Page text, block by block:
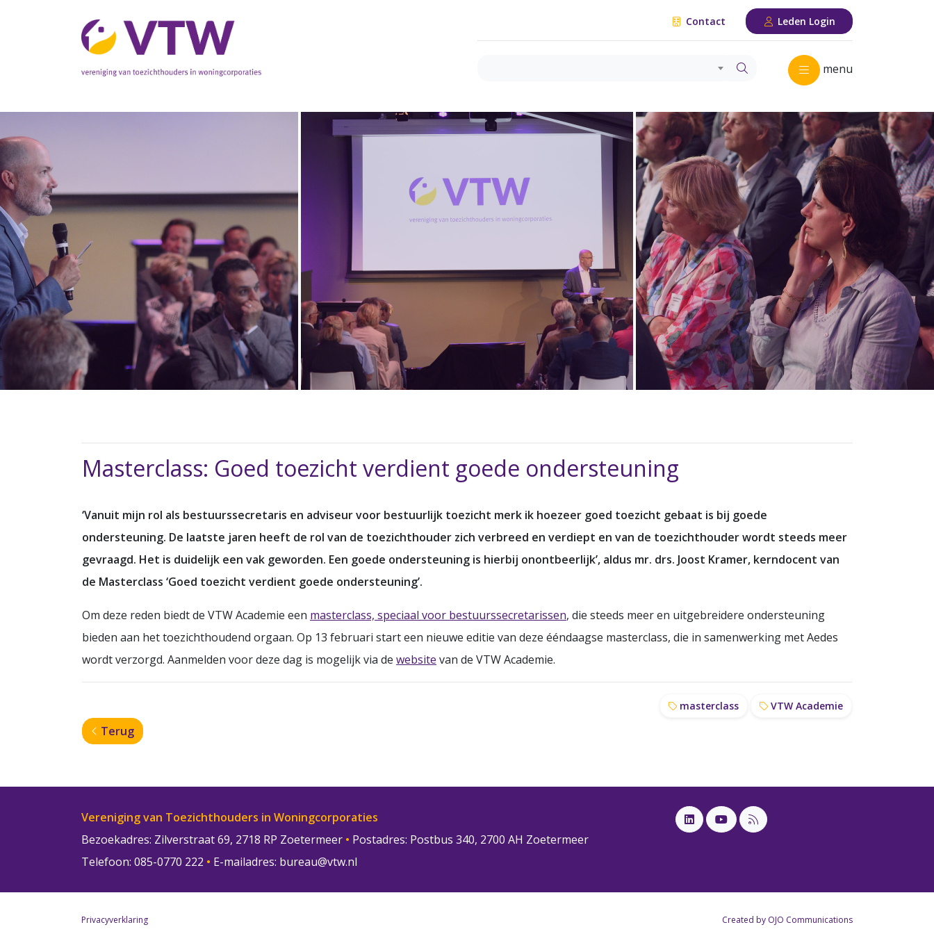
Contact Leden Login
menu
Masterclass: Goed toezicht verdient goede ondersteuning
‘Vanuit mijn rol als bestuurssecretaris en adviseur voor bestuurlijk toezicht merk ik hoezeer goed toezicht gebaat is bij goede
ondersteuning. De laatste jaren heeft de rol van de toezichthouder zich verbreed en verdiept en van de toezichthouder wordt steeds meer
gevraagd. Het is duidelijk een vak geworden. Een goede ondersteuning is hierbij onontbeerlijk’, aldus mr. drs. Joost Kramer, kerndocent van
de Masterclass ‘Goed toezicht verdient goede ondersteuning’.
Om deze reden biedt de VTW Academie een masterclass, speciaal voor bestuurssecretarissen, die steeds meer en uitgebreidere ondersteuning
bieden aan het toezichthoudend orgaan. Op 13 februari start een nieuwe editie van deze ééndaagse masterclass, die in samenwerking met Aedes
wordt verzorgd. Aanmelden voor deze dag is mogelijk via de website van de VTW Academie.
masterclass VTW Academie
Terug
Vereniging van Toezichthouders in Woningcorporaties
Bezoekadres: Zilverstraat 69, 2718 RP Zoetermeer • Postadres: Postbus 340, 2700 AH Zoetermeer
Telefoon: 085-0770 222 • E-mailadres: bureau@vtw.nl
Privacyverklaring Created by OJO Communications